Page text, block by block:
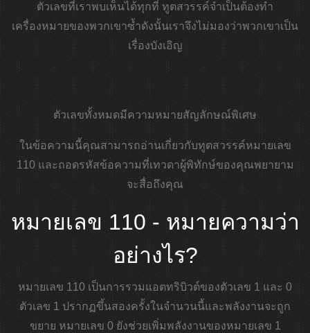
ตัวเลขที่เราพบเห็นได้ทุกที่ ทูตสวรรค์จำเป็นต้องทำ
เครื่องหมายของพวกเขาซ้ำดังนั้นเราจึงไม่มองว่าพวกเขาเป็น
เรื่องบังเอิญ
ตัวเลขทั้งหมดมีความหมายสัญลักษณ์พิเศษ
ในข้อความนี้คุณสามารถอ่านเกี่ยวกับทูตสวรรค์หมายเลข
110 และถอดรหัสข้อความที่เทวดาผู้พิทักษ์ของคุณพยายาม
จะสื่อถึงคุณ
หมายเลข 110 - หมายความว่า
อย่างไร?
หมายเลข 110 เป็นการรวมแอตทริบิวต์ของตัวเลข 1 และ 0
ตัวเลข 1 ปรากฏขึ้นสองครั้งในจำนวนนี้และพลังงานจะถูก
ขยาย หมายเลข 0 ยังช่วยเพิ่มพลังงานของหมายเลข 1